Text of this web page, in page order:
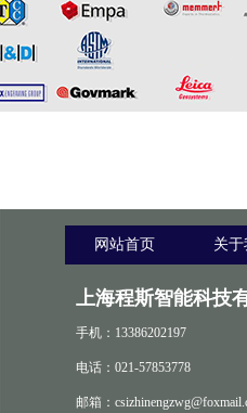
网站首页 关
上海程斯智能科技
手机：13386202197
电话：021-57853778
邮箱：